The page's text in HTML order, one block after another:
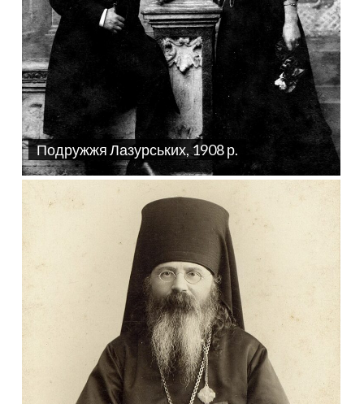
Подружжя Лазурських, 1908 р.